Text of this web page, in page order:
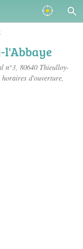
l'Abbaye
n°3, 80640 Thieulloy-
d'ouverture,